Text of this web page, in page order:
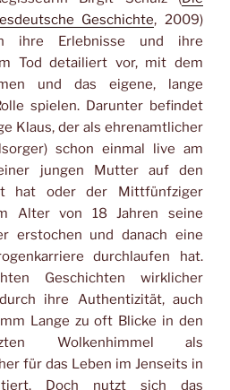
Geschichte, 2009)
ihre Erlebnisse und ihre
Tod detailiert vor, mit dem
und das eigene, lange
spielen. Darunter befindet
Klaus, der als ehrenamtlicher
schon einmal live am
jungen Mutter auf den
hat oder der Mittfünfziger
Alter von 18 Jahren seine
erstochen und danach eine
durchlaufen hat.
Geschichten wirklicher
ihre Authentizität, auch
Lange zu oft Blicke in den
Wolkenhimmel als
für das Leben im Jenseits in
Doch nutzt sich das